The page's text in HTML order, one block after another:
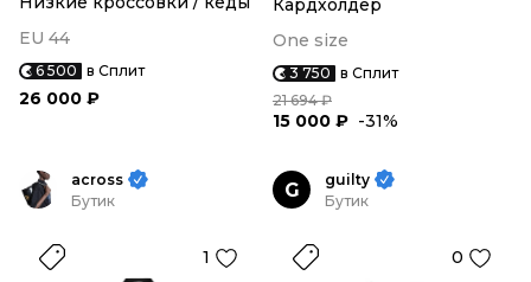
EU 44
6 500 в Сплит
26 000 ₽
Кардхолдер
One size
3 750 в Сплит
21 694 ₽
15 000 ₽ -31%
across
Бутик
1
G
guilty
Бутик
0